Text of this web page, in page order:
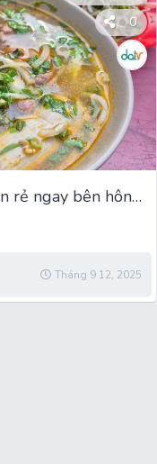
0
Bún bò huế Ngọc Hoa: Ngon rẻ ngay bên hông Trại giam Chí Hòa
Tháng 9 12, 2025